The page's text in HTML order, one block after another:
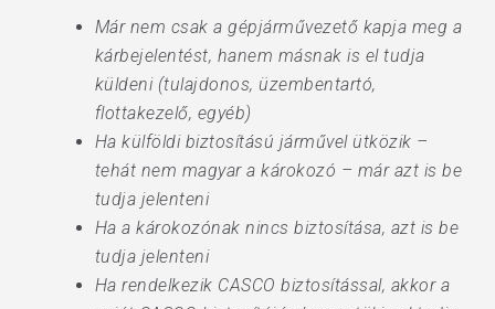
Már nem csak a gépjárművezető kapja meg a
kárbejelentést, hanem másnak is el tudja
küldeni (tulajdonos, üzembentartó,
flottakezelő, egyéb)
Ha külföldi biztosítású járművel ütközik –
tehát nem magyar a károkozó – már azt is be
tudja jelenteni
Ha a károkozónak nincs biztosítása, azt is be
tudja jelenteni
Ha rendelkezik CASCO biztosítással, akkor a